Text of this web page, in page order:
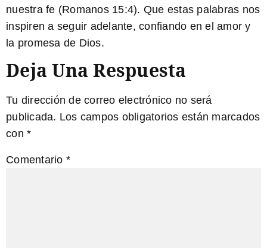
nuestra fe (Romanos 15:4). Que estas palabras nos
inspiren a seguir adelante, confiando en el amor y
la promesa de Dios.
Deja Una Respuesta
Tu dirección de correo electrónico no será
publicada. Los campos obligatorios están marcados
con *
Comentario *